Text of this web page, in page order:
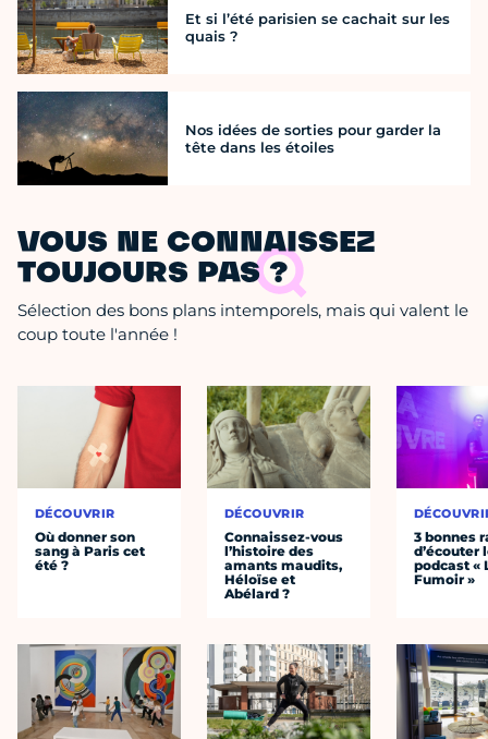
Et si l’été parisien se cachait sur les
quais ?
Nos idées de sorties pour garder la
tête dans les étoiles
VOUS NE CONNAISSEZ
TOUJOURS PAS ?
Sélection des bons plans intemporels, mais qui valent le
coup toute l'année !
DÉCOUVRIR
Où donner son
sang à Paris cet
été ?
DÉCOUVRIR
Connaissez-vous
l’histoire des
amants maudits,
Héloïse et
Abélard ?
3 bonnes
d’écouter
podcast «
Fumoir »